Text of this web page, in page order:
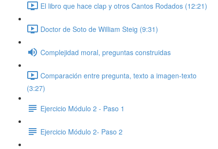
El libro que hace clap y otros Cantos Rodados (12:21)
Doctor de Soto de William Steig (9:31)
Complejidad moral, preguntas construidas
Comparación entre pregunta, texto a imagen-texto
(3:27)
Ejercicio Módulo 2 - Paso 1
Ejercicio Módulo 2- Paso 2